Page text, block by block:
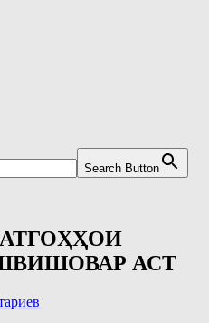
Search Button
АСТ